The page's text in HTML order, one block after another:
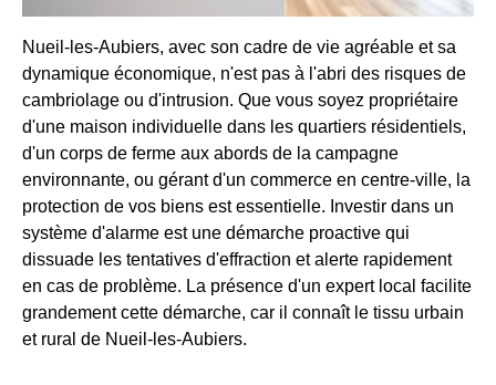
Nueil-les-Aubiers, avec son cadre de vie agréable et sa
dynamique économique, n'est pas à l'abri des risques de
cambriolage ou d'intrusion. Que vous soyez propriétaire
d'une maison individuelle dans les quartiers résidentiels,
d'un corps de ferme aux abords de la campagne
environnante, ou gérant d'un commerce en centre-ville, la
protection de vos biens est essentielle. Investir dans un
système d'alarme est une démarche proactive qui
dissuade les tentatives d'effraction et alerte rapidement
en cas de problème. La présence d'un expert local facilite
grandement cette démarche, car il connaît le tissu urbain
et rural de Nueil-les-Aubiers.